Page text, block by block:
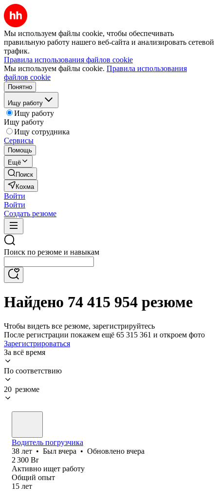
Мы используем файлы cookie, чтобы обеспечивать
правильную работу нашего веб-сайта и анализировать сетевой
трафик.
Правила использования файлов cookie
Мы используем файлы cookie. Правила использования
файлов cookie
Понятно
Ищу работу
Ищу работу
Ищу работу
Ищу сотрудника
Сервисы
Помощь
Ещё
Поиск
Кохма
Войти
Войти
Создать резюме
Поиск по резюме и навыкам
Найдено 74 415 954 резюме
Чтобы видеть все резюме, зарегистрируйтесь
После регистрации покажем ещё 65 315 361 и откроем фото
Зарегистрироваться
За всё время
По соответствию
20 резюме
Водитель погрузчика
38 лет • Был вчера • Обновлено вчера
2 300 Br
Активно ищет работу
Общий опыт
15 лет